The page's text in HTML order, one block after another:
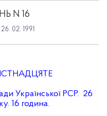
N 16
02. 1991
Української РСР. 26
16 година.